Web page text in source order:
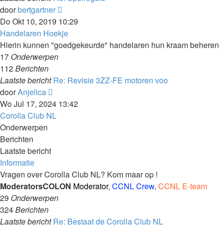
doorbertgartner
bericht
bekijken
Do Okt 10, 2019 10:29
Handelaren Hoekje
Hierin kunnen "goedgekeurde" handelaren hun kraam beheren
17 Onderwerpen
112Berichten
Laatste bericht Re: Revisie 3ZZ-FE motoren voo
doorAnjelica
bericht
bekijken
Wo Jul 17, 2024 13:42
Corolla Club NL
Onderwerpen
Berichten
Laatste bericht
Informatie
Vragen over Corolla Club NL? Kom maar op !
ModeratorsCOLON Moderator, CCNL Crew, CCNL E-team
29 Onderwerpen
324Berichten
Laatste bericht Re: Bestaat de Corolla Club NL